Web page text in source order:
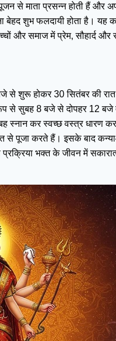
से माता प्रसन्न होती हैं और
शुभ फलदायी होता है। यह
और समाज में प्रेम, सौहार्द और
से शुरू होकर 30 सितंबर की
से सुबह 8 बजे से दोपहर 12 बजे
स्नान कर स्वच्छ वस्त्र धारण
से पूजा करते हैं। इसके बाद
प्रक्रिया भक्त के जीवन में